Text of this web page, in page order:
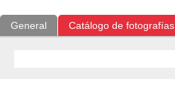
General Catálogo de fotografías